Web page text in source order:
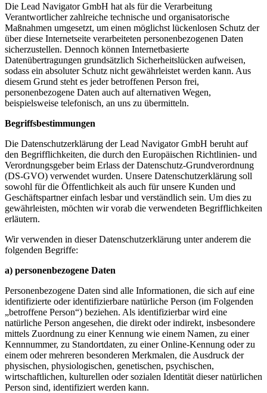
Die Lead Navigator GmbH hat als für die Verarbeitung
Verantwortlicher zahlreiche technische und organisatorische
Maßnahmen umgesetzt, um einen möglichst lückenlosen Schutz der
über diese Internetseite verarbeiteten personenbezogenen Daten
sicherzustellen. Dennoch können Internetbasierte
Datenübertragungen grundsätzlich Sicherheitslücken aufweisen,
sodass ein absoluter Schutz nicht gewährleistet werden kann. Aus
diesem Grund steht es jeder betroffenen Person frei,
personenbezogene Daten auch auf alternativen Wegen,
beispielsweise telefonisch, an uns zu übermitteln.
Begriffsbestimmungen
Die Datenschutzerklärung der Lead Navigator GmbH beruht auf
den Begrifflichkeiten, die durch den Europäischen Richtlinien- und
Verordnungsgeber beim Erlass der Datenschutz-Grundverordnung
(DS-GVO) verwendet wurden. Unsere Datenschutzerklärung soll
sowohl für die Öffentlichkeit als auch für unsere Kunden und
Geschäftspartner einfach lesbar und verständlich sein. Um dies zu
gewährleisten, möchten wir vorab die verwendeten Begrifflichkeiten
erläutern.
Wir verwenden in dieser Datenschutzerklärung unter anderem die
folgenden Begriffe:
a) personenbezogene Daten
Personenbezogene Daten sind alle Informationen, die sich auf eine
identifizierte oder identifizierbare natürliche Person (im Folgenden
„betroffene Person“) beziehen. Als identifizierbar wird eine
natürliche Person angesehen, die direkt oder indirekt, insbesondere
mittels Zuordnung zu einer Kennung wie einem Namen, zu einer
Kennnummer, zu Standortdaten, zu einer Online-Kennung oder zu
einem oder mehreren besonderen Merkmalen, die Ausdruck der
physischen, physiologischen, genetischen, psychischen,
wirtschaftlichen, kulturellen oder sozialen Identität dieser natürlichen
Person sind, identifiziert werden kann.